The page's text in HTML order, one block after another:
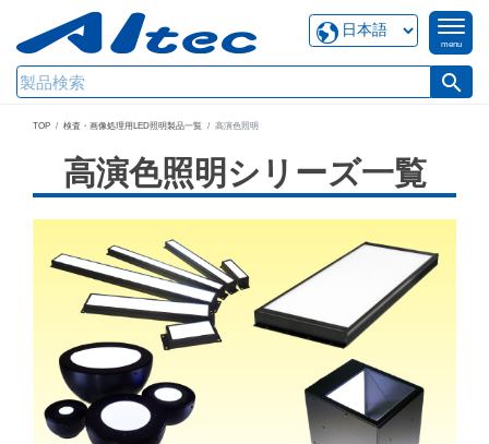
menu
search
TOP 検査・画像処理用LED照明製品一覧 高演色照明
高演色照明シリーズ一覧